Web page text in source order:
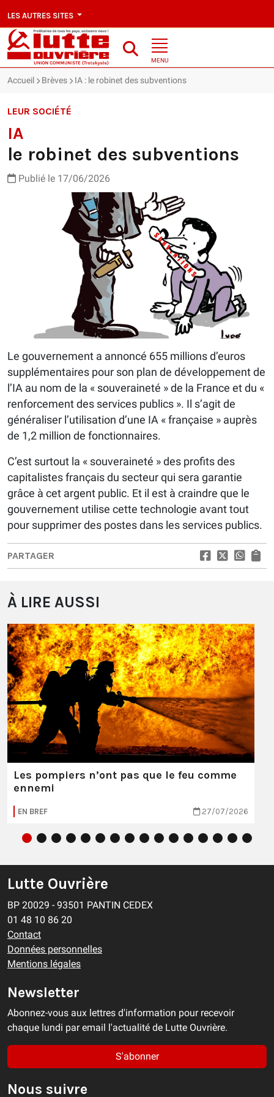
LES AUTRES SITES
MENU
Accueil Brèves IA : le robinet des subventions
LEUR SOCIÉTÉ
IA
le robinet des subventions
Publié le 17/06/2026
Le gouvernement a annoncé 655 millions d’euros
supplémentaires pour son plan de développement de
l’IA au nom de la « souveraineté » de la France et du «
renforcement des services publics ». Il s’agit de
généraliser l’utilisation d’une IA « française » auprès
de 1,2 million de fonctionnaires.
C’est surtout la « souveraineté » des profits des
capitalistes français du secteur qui sera garantie
grâce à cet argent public. Et il est à craindre que le
gouvernement utilise cette technologie avant tout
pour supprimer des postes dans les services publics.
PARTAGER
À LIRE AUSSI
Les pompiers n’ont pas que le feu comme
ennemi
EN BREF 27/07/2026
Lutte Ouvrière
BP 20029 - 93501 PANTIN CEDEX
01 48 10 86 20
Contact
Données personnelles
Mentions légales
Newsletter
Abonnez-vous aux lettres d'information pour recevoir
chaque lundi par email l'actualité de Lutte Ouvrière.
S'abonner
Nous suivre